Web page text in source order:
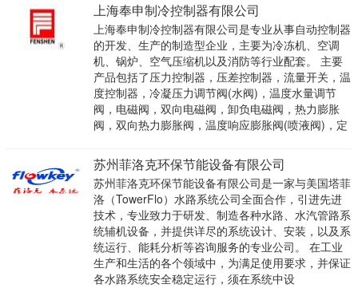
上海奉申制冷控制器有限公司
上海奉申制冷控制器有限公司是专业从事自动控制器
的开发、生产的制造型企业，主要为冷冻机、空调
机、锅炉、空气压缩机以及消防等行业配套。 主要
产品包括了压力控制器，压差控制器，流量开关，温
度控制器，冷凝压力调节阀(水阀)，温度水量调节
阀，电磁阀，双向电磁阀，卸负电磁阀，热力膨胀
阀，双向热力膨胀阀，温度响应膨胀阀(喷液阀)，定
苏州菲洛克环保节能设备有限公司
苏州菲洛克环保节能设备有限公司是一家与美国塔菲
洛（TowerFlo）水路系统公司全面合作，引进先进
技术，专业致力于研发、制造各种水路、水汽管路系
统辅机设备，并提供详尽的系统设计、安装，以及系
统运行、能耗分析等咨询服务的专业公司。 在工业
生产和生活的各个领域中，为满足使用要求，并保证
各水路系统安全稳定运行，须在系统中设